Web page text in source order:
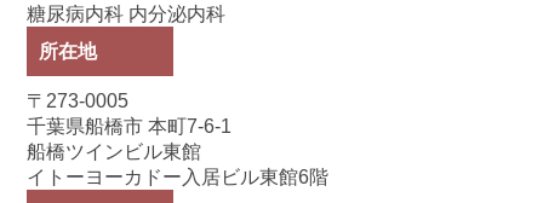
糖尿病内科 内分泌内科
所在地
〒273-0005
千葉県船橋市 本町7-6-1
船橋ツインビル東館
イトーヨーカドー入居ビル東館6階